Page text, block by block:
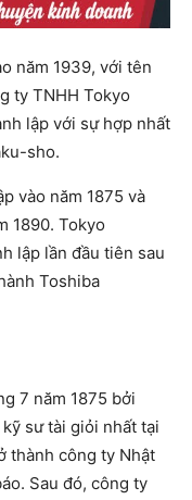
năm 1939, với tên
ty TNHH Tokyo
lập với sự hợp nhất
sho.
vào năm 1875 và
1890. Tokyo
lập lần đầu tiên sau
Toshiba
7 năm 1875 bởi
sư tài giỏi nhất tại
thành công ty Nhật
Sau đó, công ty